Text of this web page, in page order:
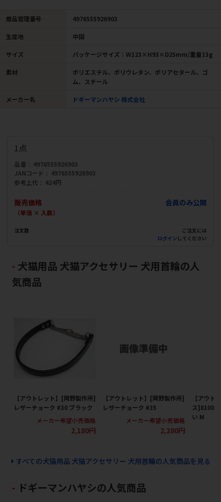
商品管理番号 4976555926903
生産地 中国
サイズ パッケージサイズ：W123×H93×D25mm/重量13g
素材
ポリエステル、ポリウレタン、ポリアセタール、ゴ
ム、スチール
メーカー名 ドギーマンハヤシ 株式会社
1点
品番
4976555926903
JANコード
4976555926903
参考上代
424円
販売価格
（単価 × 入数）
会員のみ公開
注文数
ご注文には
ログイン してください
犬猫用品 犬猫アクセサリー 犬用首輪の人
気商品
【アウトレット】[岡野製作所]
レザーチョーク #30 ブラック
メーカー希望小売価格
2,180円
【アウトレット】[岡野製作所]
レザーチョーク #35
メーカー希望小売価格
2,280円
【アウト
ス
い M
すべての犬猫用品 犬猫アクセサリー 犬用首輪の人気商品を見る
ドギーマンハヤシの人気商品